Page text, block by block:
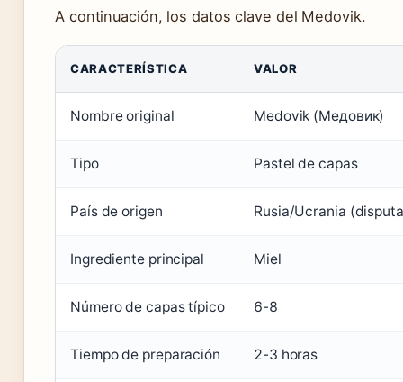
A continuación, los datos clave del Medovik.
CARACTERÍSTICA VALOR
Nombre original Medovik (Медовик)
Tipo Pastel de capas
País de origen Rusia/Ucrania
Ingrediente principal Miel
Número de capas típico 6-8
Tiempo de preparación 2-3 horas